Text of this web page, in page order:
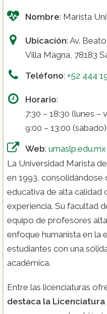
Nombre: Marista
Ubicación: Av.
Villa Magna, 78183
Teléfono: +52 444
Horario:
7:30 – 18:30 (lunes –
9:00 – 13:00 (sábado)
Web: umaslp.edu.mx
La Universidad Marista
en 1993, consolidándose
educativa de alta calidad
experiencia. Su facultad
equipo de profesores
enfoque humanista en la
estudiantes con una
académica.
Entre las licenciaturas
destaca la Licenciatura